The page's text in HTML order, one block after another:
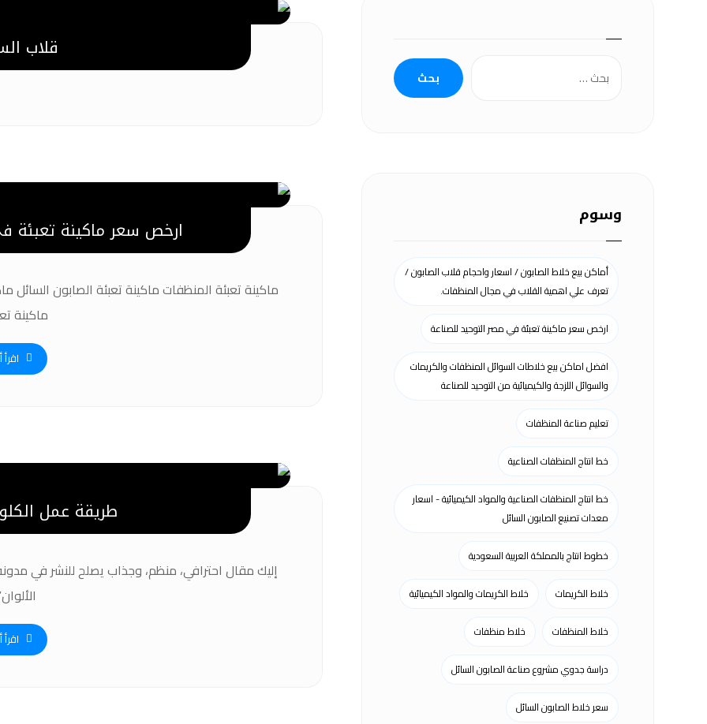
قلاب
ارخص سعر ماكينة تعبئة
ماكينة تعبئة المنظفات ماكينة تعبئة الصابون السائل
ماكينة
اقرأ
طريقة عمل
إليك مقال احترافي، منظم، وجذاب يصلح للنشر في
اقرأ
وسوم
أماكن بيع خلاط الصابون / اسعار واحجام قلاب الصابون /
تعرف علي اهمية القلاب في مجال المنظفات.
ارخص سعر ماكينة تعبئة في مصر التوحيد للصناعة
افضل اماكن بيع خلاطات السوائل المنظفات والكريمات
والسوائل اللزجة والكيميائية من التوحيد للصناعة
تعليم صناعة المنظفات
خط انتاج المنظفات الصناعية
خط انتاج المنظفات الصناعية والمواد الكيميائية - اسعار
معدات تصنيع الصابون السائل
خطوط انتاج بالمملكة العربية السعودية
خلاط الكريمات خلاط الكريمات والمواد الكيميائية
خلاط المنظفات خلاط منظفات
دراسة جدوي مشروع صناعة الصابون السائل
سعر خلاط الصابون السائل